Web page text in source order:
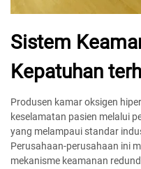
Sistem
Kepatuhan
Produsen kamar oksigen
keselamatan pasien melalui
yang melampaui standar
Perusahaan-perusahaan ini
mekanisme keamanan